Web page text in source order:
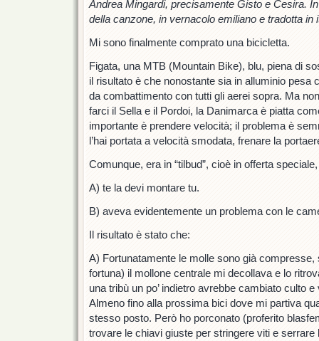
Andrea Mingardi, precisamente Gisto e Cesira.
della canzone, in vernacolo emiliano e tradotta in
Mi sono finalmente comprato una bicicletta.
Figata, una MTB (Mountain Bike), blu, piena di
il risultato è che nonostante sia in alluminio pesa
da combattimento con tutti gli aerei sopra. Ma
farci il Sella e il Pordoi, la Danimarca è piatta
importante è prendere velocità; il problema è
l’hai portata a velocità smodata, frenare la
Comunque, era in “tilbud”, cioè in offerta
A) te la devi montare tu.
B) aveva evidentemente un problema con le
Il risultato è stato che:
A) Fortunatamente le molle sono già compresse,
fortuna) il mollone centrale mi decollava e lo
una tribù un po’ indietro avrebbe cambiato culto
Almeno fino alla prossima bici dove mi partiva
stesso posto. Però ho porconato (proferito
trovare le chiavi giuste per stringere viti e serrare